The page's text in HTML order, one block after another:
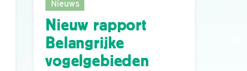
Nieuws
Nieuw rapport
Belangrijke
vogelgebieden